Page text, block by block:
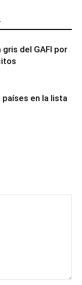
del GAFI por
países en la lista